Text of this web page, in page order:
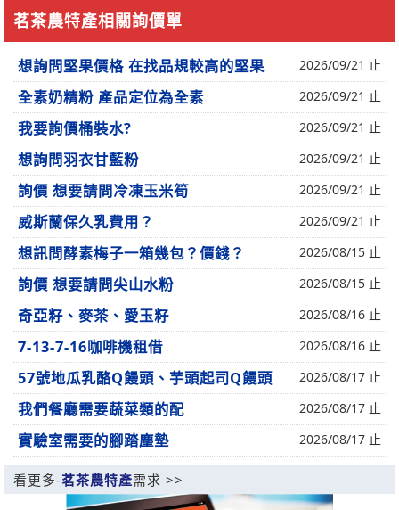
茗茶農特產相關詢價單
想詢問堅果價格 在找品規較高的堅果 2026/09/21 止
全素奶精粉 產品定位為全素 2026/09/21 止
我要詢價桶裝水? 2026/09/21 止
想詢問羽衣甘藍粉 2026/09/21 止
詢價 想要請問冷凍玉米筍 2026/09/21 止
威斯蘭保久乳費用？ 2026/09/21 止
想訊問酵素梅子一箱幾包？價錢？ 2026/08/15 止
詢價 想要請問尖山水粉 2026/08/15 止
奇亞籽、麥茶、愛玉籽 2026/08/16 止
7-13-7-16咖啡機租借 2026/08/16 止
57號地瓜乳酪Q饅頭、芋頭起司Q饅頭 2026/08/17 止
我們餐廳需要蔬菜類的配 2026/08/17 止
實驗室需要的腳踏塵墊 2026/08/17 止
看更多-茗茶農特產需求 >>